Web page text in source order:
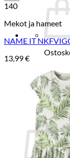
Etsi:
Ostoskori
140
Mekot ja hameet
NAME IT
13,99€